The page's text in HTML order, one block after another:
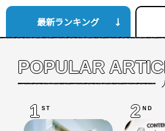
最新ランキング
POPULAR
1 ST 2 ND